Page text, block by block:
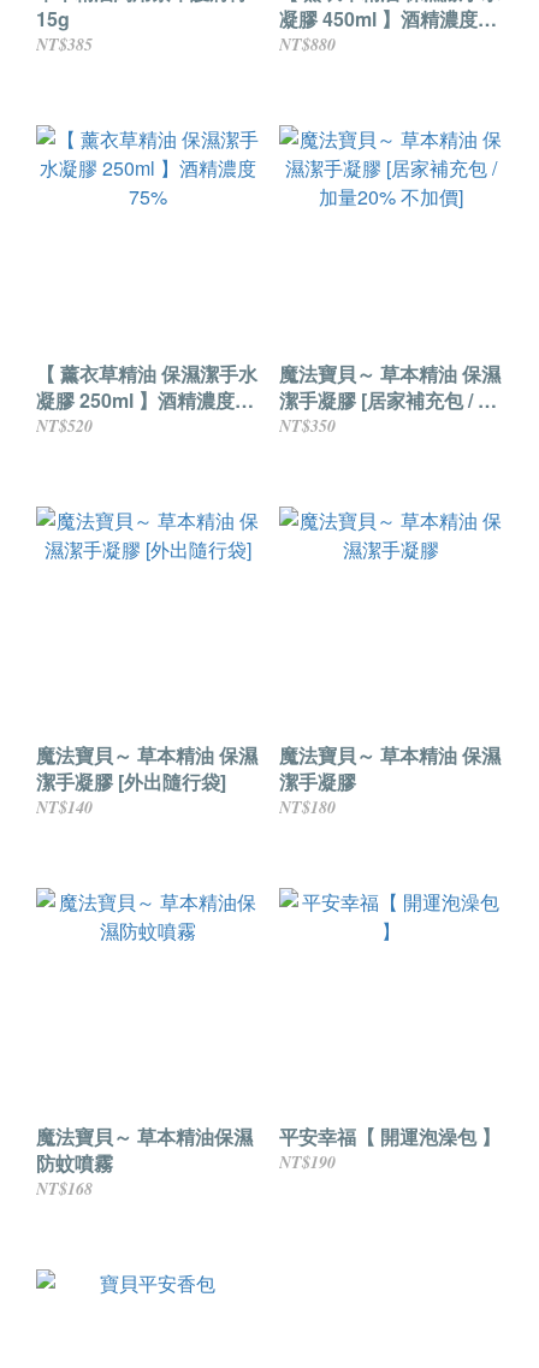
15g
NT$385
凝膠 450ml 】酒精濃度
75%
NT$880
【 薰衣草精油 保濕潔手水
凝膠 250ml 】酒精濃度
75%
NT$520
魔法寶貝～ 草本精油 保濕
潔手凝膠 [居家補充包 / 加
量20% 不加價]
NT$350
魔法寶貝～ 草本精油 保濕
潔手凝膠 [外出隨行袋]
NT$140
魔法寶貝～ 草本精油 保濕
潔手凝膠
NT$180
魔法寶貝～ 草本精油保濕
防蚊噴霧
NT$168
平安幸福【 開運泡澡包 】
NT$190